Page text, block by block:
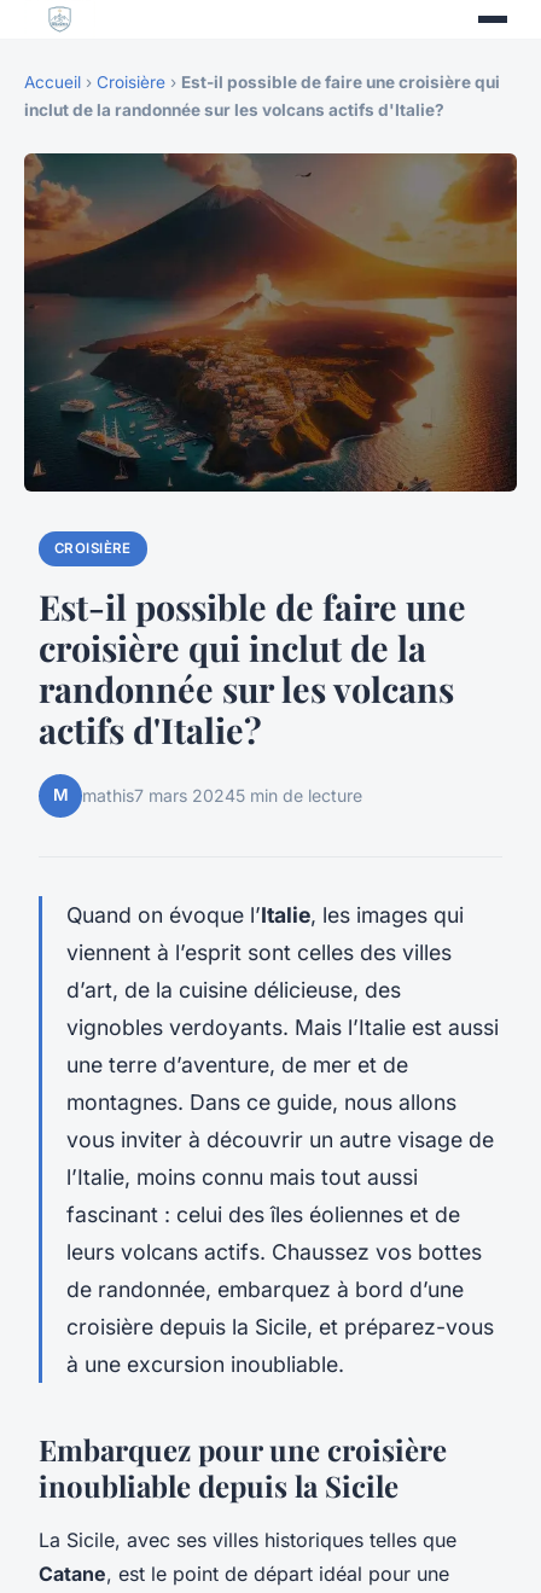
Accueil › Croisière › Est-il possible de faire une croisière qui
inclut de la randonnée sur les volcans actifs d'Italie?
CROISIÈRE
Est-il possible de faire une
croisière qui inclut de la
randonnée sur les volcans
actifs d'Italie?
M mathis7 mars 20245 min de lecture
Quand on évoque l’Italie, les images qui
viennent à l’esprit sont celles des villes
d’art, de la cuisine délicieuse, des
vignobles verdoyants. Mais l’Italie est aussi
une terre d’aventure, de mer et de
montagnes. Dans ce guide, nous allons
vous inviter à découvrir un autre visage de
l’Italie, moins connu mais tout aussi
fascinant : celui des îles éoliennes et de
leurs volcans actifs. Chaussez vos bottes
de randonnée, embarquez à bord d’une
croisière depuis la Sicile, et préparez-vous
à une excursion inoubliable.
Embarquez pour une croisière
inoubliable depuis la Sicile
La Sicile, avec ses villes historiques telles que
Catane, est le point de départ idéal pour une